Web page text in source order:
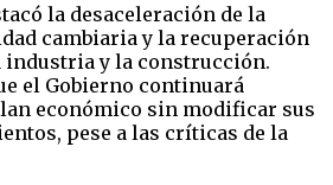
la desaceleración de la
cambiaria y la recuperación
industria y la construcción.
el Gobierno continuará
económico sin modificar sus
pese a las críticas de la